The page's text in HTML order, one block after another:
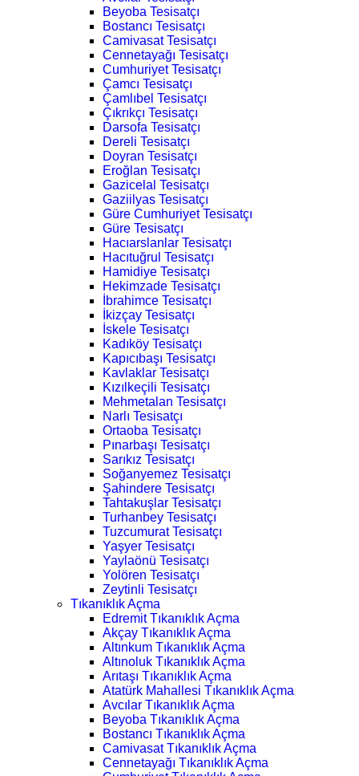
Beyoba Tesisatçı
Bostancı Tesisatçı
Camivasat Tesisatçı
Cennetayağı Tesisatçı
Cumhuriyet Tesisatçı
Çamcı Tesisatçı
Çamlıbel Tesisatçı
Çıkrıkçı Tesisatçı
Darsofa Tesisatçı
Dereli Tesisatçı
Doyran Tesisatçı
Eroğlan Tesisatçı
Gazicelal Tesisatçı
Gaziilyas Tesisatçı
Güre Cumhuriyet Tesisatçı
Güre Tesisatçı
Hacıarslanlar Tesisatçı
Hacıtuğrul Tesisatçı
Hamidiye Tesisatçı
Hekimzade Tesisatçı
İbrahimce Tesisatçı
İkizçay Tesisatçı
İskele Tesisatçı
Kadıköy Tesisatçı
Kapıcıbaşı Tesisatçı
Kavlaklar Tesisatçı
Kızılkeçili Tesisatçı
Mehmetalan Tesisatçı
Narlı Tesisatçı
Ortaoba Tesisatçı
Pınarbaşı Tesisatçı
Sarıkız Tesisatçı
Soğanyemez Tesisatçı
Şahindere Tesisatçı
Tahtakuşlar Tesisatçı
Turhanbey Tesisatçı
Tuzcumurat Tesisatçı
Yaşyer Tesisatçı
Yaylaönü Tesisatçı
Yolören Tesisatçı
Zeytinli Tesisatçı
Tıkanıklık Açma
Edremit Tıkanıklık Açma
Akçay Tıkanıklık Açma
Altınkum Tıkanıklık Açma
Altınoluk Tıkanıklık Açma
Arıtaşı Tıkanıklık Açma
Atatürk Mahallesi Tıkanıklık Açma
Avcılar Tıkanıklık Açma
Beyoba Tıkanıklık Açma
Bostancı Tıkanıklık Açma
Camivasat Tıkanıklık Açma
Cennetayağı Tıkanıklık Açma